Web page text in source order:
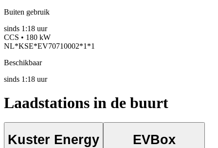
Buiten gebruik
sinds 1:18 uur
CCS • 180 kW
NL*KSE*EV70710002*1*1
Beschikbaar
sinds 1:18 uur
Laadstations in de buurt
Kuster Energy EVBox